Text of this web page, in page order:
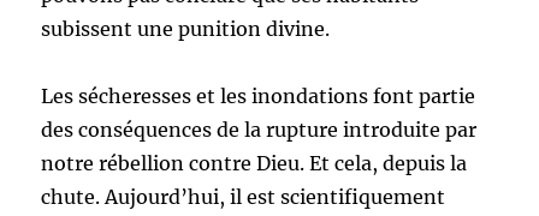
subissent une punition divine.
Les sécheresses et les inondations font partie
des conséquences de la rupture introduite par
notre rébellion contre Dieu. Et cela, depuis la
chute. Aujourd’hui, il est scientifiquement